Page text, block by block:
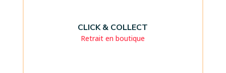
CLICK & COLLECT
Retrait en boutique